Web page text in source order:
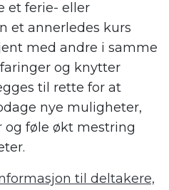
et ferie- eller
et annerledes kurs
med andre i samme
og knytter
til rette for at
nye muligheter,
og føle økt mestring
til deltakere,